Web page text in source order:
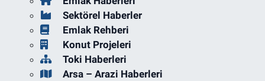
Sektörel Haberler
Emlak Rehberi
Konut Projeleri
Toki Haberleri
Arsa – Arazi Haberleri